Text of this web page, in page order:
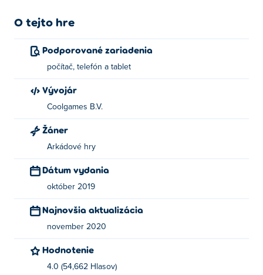
O tejto hre
Podporované zariadenia
počítač, telefón a tablet
Vývojár
Coolgames B.V.
Žáner
Arkádové hry
Dátum vydania
október 2019
Najnovšia aktualizácia
november 2020
Hodnotenie
4.0 (54,662 Hlasov)